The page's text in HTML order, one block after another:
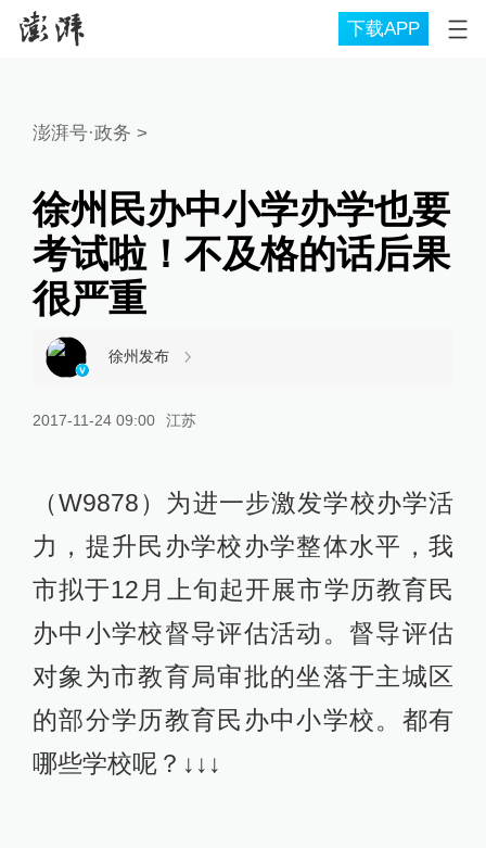
下载APP
澎湃号·政务 >
徐州民办中小学办学也要
考试啦！不及格的话后果
很严重
徐州发布
2017-11-24 09:00 江苏
（W9878）为进一步激发学校办学活
力，提升民办学校办学整体水平，我
市拟于12月上旬起开展市学历教育民
办中小学校督导评估活动。督导评估
对象为市教育局审批的坐落于主城区
的部分学历教育民办中小学校。都有
哪些学校呢？↓↓↓